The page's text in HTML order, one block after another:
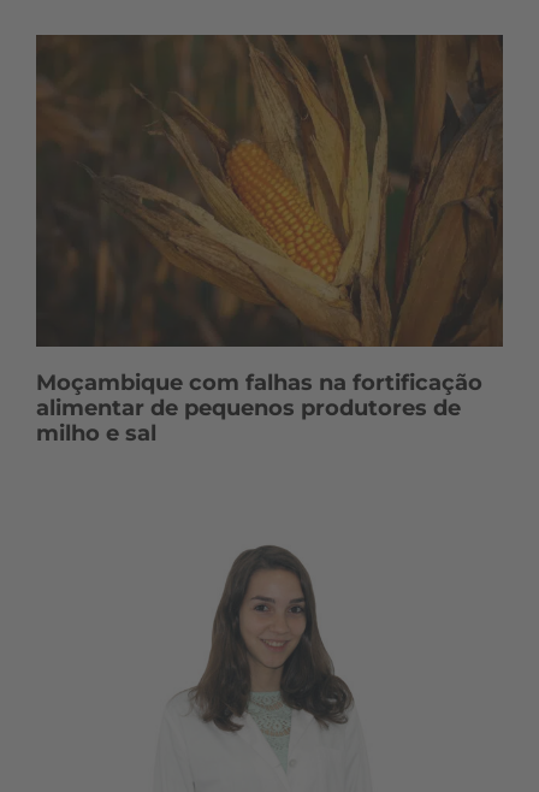
Moçambique com falhas na fortificação
alimentar de pequenos produtores de
milho e sal